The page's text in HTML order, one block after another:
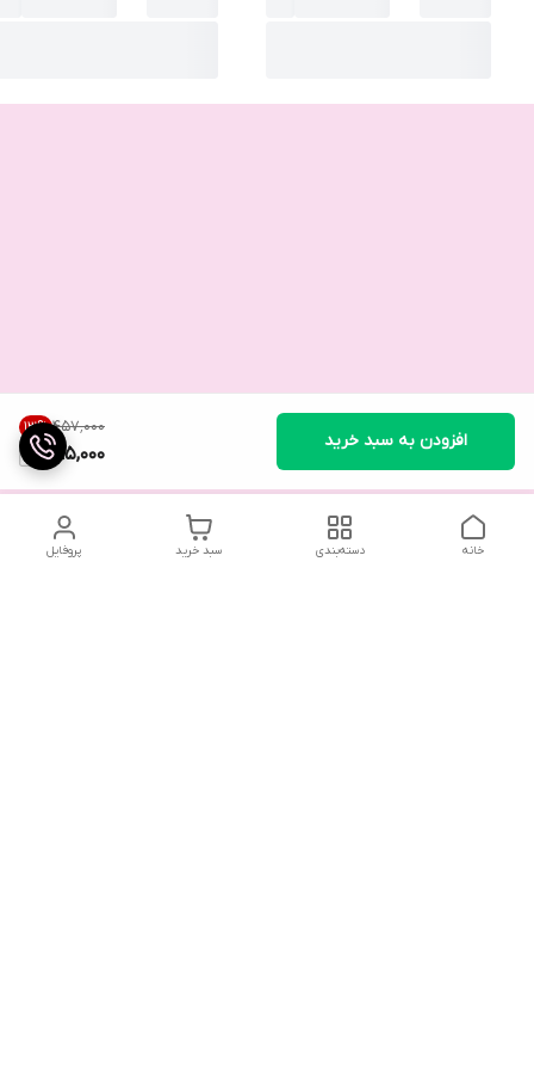
۴۵۷٬۰۰۰ 13%
395,000
افزودن به سبد خرید
پروفایل سبد خرید دسته‌بندی خانه